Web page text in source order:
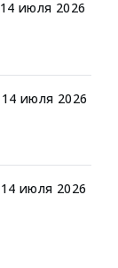
июля 2026
июля 2026
июля 2026